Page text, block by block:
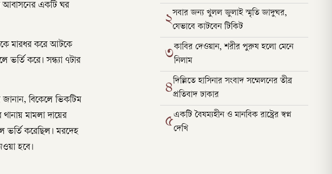
আবাসনের একটি ঘর
মারধর করে আটকে
ভর্তি করে। সন্ধ্যা ৭টার
জানান, বিকেলে ভিকটিম
মামলা দায়ের
ভর্তি করেছিল। মরদেহ
হবে।
২সবার জন্য খুলল জুলাই স্মৃতি জাদুঘর,
যেভাবে কাটবেন টিকিট
৩কাবির দেওয়ান, শরীর পুরুষ হলো মেনে
নিলাম
৪দিল্লিতে হাসিনার সংবাদ সম্মেলনের তীব্র
প্রতিবাদ ঢাকার
৫একটি বৈষম্যহীন ও মানবিক রাষ্ট্রের স্বপ্ন
দেখি